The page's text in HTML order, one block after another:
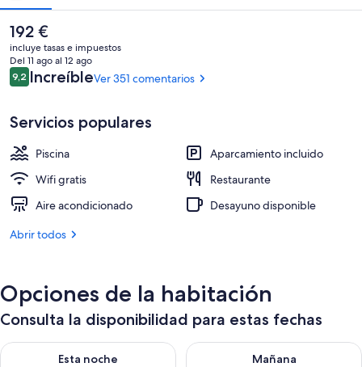
Exterior
El
precio
actual
es
de
192 €
incluye tasas e impuestos
Del 11 ago al 12 ago
Comentarios
9,29,2 de 10
IncreíbleVer 351 comentarios
Servicios populares
Piscina
Aparcamiento incluido
Wifi gratis
Restaurante
Aire acondicionado
Desayuno disponible
Abrir todos
Opciones de la habitación
Consulta la disponibilidad para estas fechas
Esta noche
Consulta la disponibilidad para esta noche, ago 9 - ago 10
Mañana
Consulta la disponibilidad